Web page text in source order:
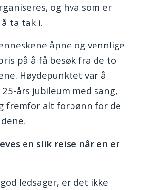
og hva som er
ta tak i.
åpne og vennlige
på å få besøk fra de to
Høydepunktet var å
25-års jubileum med sang,
fremfor alt forbønn for de
en slik reise når en er
ledsager, er det ikke